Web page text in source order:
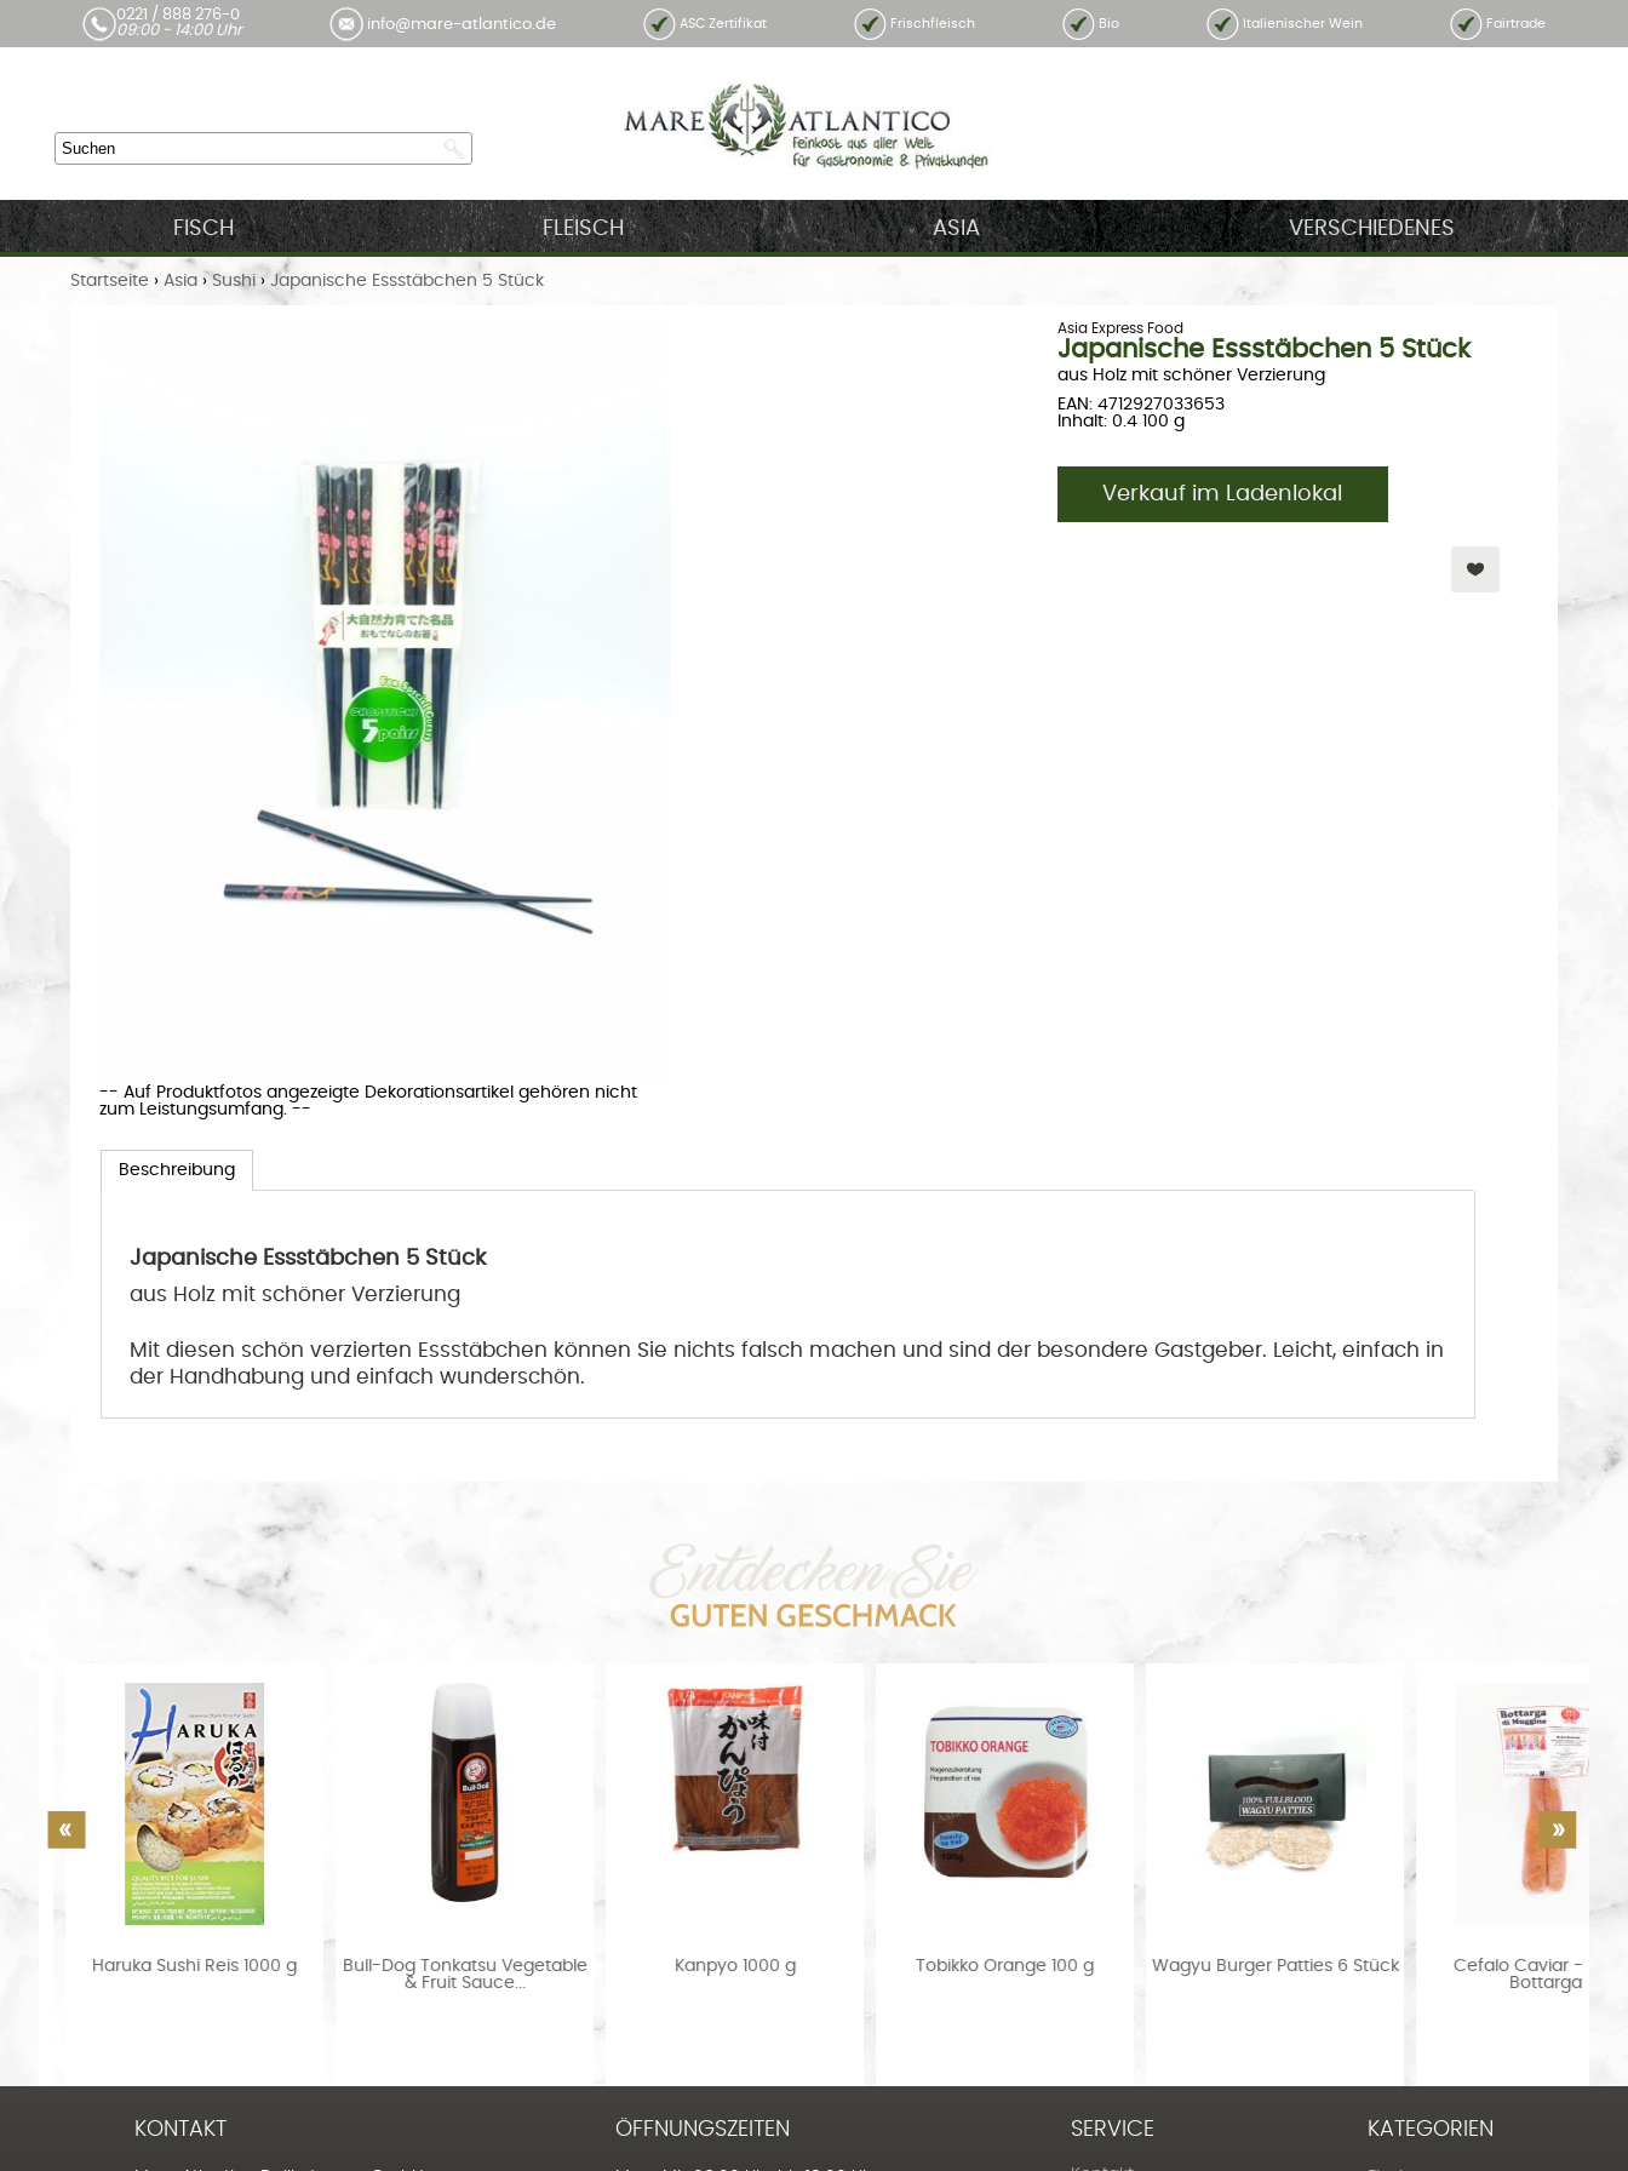
0221 / 888 276-0
09:00 - 14:00 Uhr
info@mare-atlantico.de ASC Zertifikat Frischfleisch Bio Italienischer Wein Fairtrade
FISCH FLEISCH ASIA VERSCHIEDENES
Startseite › Asia › Sushi › Japanische Essstäbchen 5 Stück
-- Auf Produktfotos angezeigte Dekorationsartikel gehören nicht
zum Leistungsumfang. --
Asia Express Food
Japanische Essstäbchen 5 Stück
aus Holz mit schöner Verzierung
EAN: 4712927033653
Inhalt: 0.4 100 g
Verkauf im Ladenlokal
Beschreibung
Japanische Essstäbchen 5 Stück
aus Holz mit schöner Verzierung
Mit diesen schön verzierten Essstäbchen können Sie nichts falsch machen und sind der besondere Gastgeber. Leicht, einfach in
der Handhabung und einfach wunderschön.
Haruka Sushi Reis 1000 g
Bull-Dog Tonkatsu Vegetable
& Fruit Sauce...
Kanpyo 1000 g Tobikko Orange 100 g Wagyu Burger Patties 6 Stück
Cefalo Caviar - Mullet
Bottarga
KONTAKT ÖFFNUNGSZEITEN SERVICE KATEGORIEN